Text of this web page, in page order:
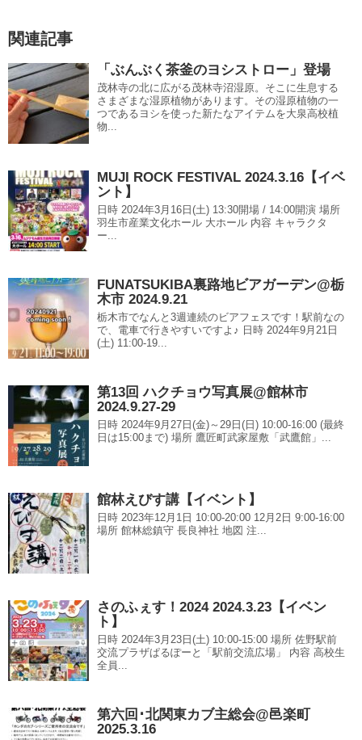
関連記事
「ぶんぶく茶釜のヨシストロー」登場
茂林寺の北に広がる茂林寺沼湿原。そこに生息する
さまざまな湿原植物があります。その湿原植物の一
つであるヨシを使った新たなアイテムを大泉高校植
物...
MUJI ROCK FESTIVAL 2024.3.16【イベ
ント】
日時 2024年3月16日(土) 13:30開場 / 14:00開演 場所
羽生市産業文化ホール 大ホール 内容 キャラクタ
ー...
FUNATSUKIBA裏路地ビアガーデン@栃
木市 2024.9.21
栃木市でなんと3週連続のビアフェスです！駅前なの
で、電車で行きやすいですよ♪ 日時 2024年9月21日
(土) 11:00-19...
第13回 ハクチョウ写真展@館林市
2024.9.27-29
日時 2024年9月27日(金)～29日(日) 10:00-16:00 (最終
日は15:00まで) 場所 鷹匠町武家屋敷「武鷹館」...
館林えびす講【イベント】
日時 2023年12月1日 10:00-20:00 12月2日 9:00-16:00
場所 館林総鎮守 長良神社 地図 注...
さのふぇす！2024 2024.3.23【イベン
ト】
日時 2024年3月23日(土) 10:00-15:00 場所 佐野駅前
交流プラザぱるぽーと「駅前交流広場」 内容 高校生
全員...
第六回･北関東カブ主総会@邑楽町
2025.3.16